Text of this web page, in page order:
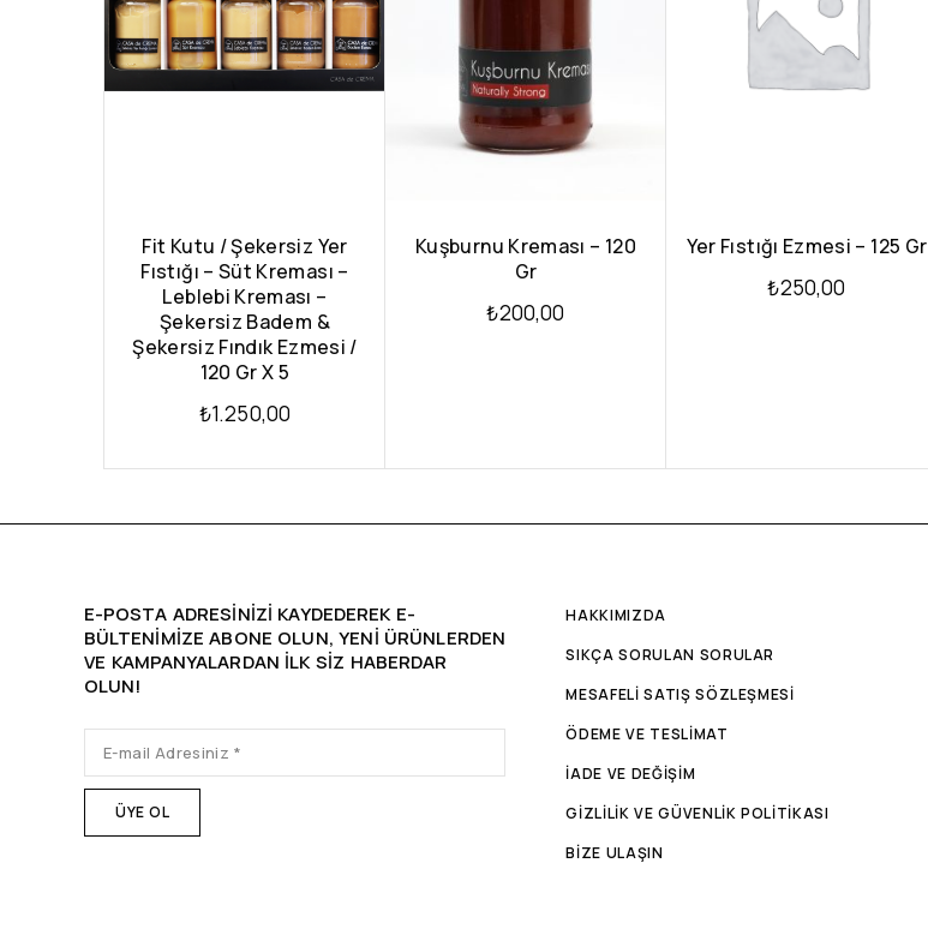
Fit Kutu / Şekersiz Yer
Fıstığı – Süt Kreması –
Leblebi Kreması –
Şekersiz Badem &
Şekersiz Fındık Ezmesi /
120 Gr X 5
₺1.250,00
Kuşburnu Kreması – 120
Gr
₺200,00
Yer Fıstığı Ezmesi – 125 Gr
₺250,00
E-POSTA ADRESINIZI KAYDEDEREK E-
BÜLTENIMIZE ABONE OLUN, YENİ ÜRÜNLERDEN
VE KAMPANYALARDAN ILK SIZ HABERDAR
OLUN!
HAKKIMIZDA
SIKÇA SORULAN SORULAR
MESAFELİ SATIŞ SÖZLEŞMESİ
ÖDEME VE TESLİMAT
İADE VE DEĞİŞİM
GİZLİLİK VE GÜVENLİK POLİTİKASI
BİZE ULAŞIN